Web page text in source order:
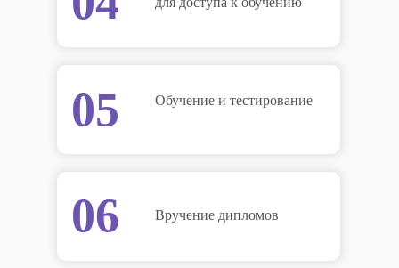
05
06
Обучение и тестирование
Вручение дипломов